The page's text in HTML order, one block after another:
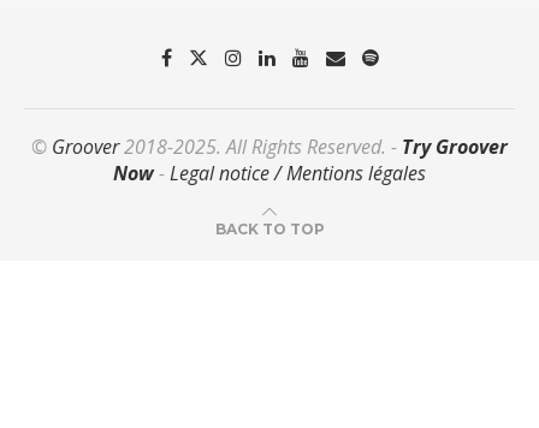
© Groover2018-2025. All Rights Reserved. - Try Groover
Now-Legal notice / Mentions légales
BACK TO TOP